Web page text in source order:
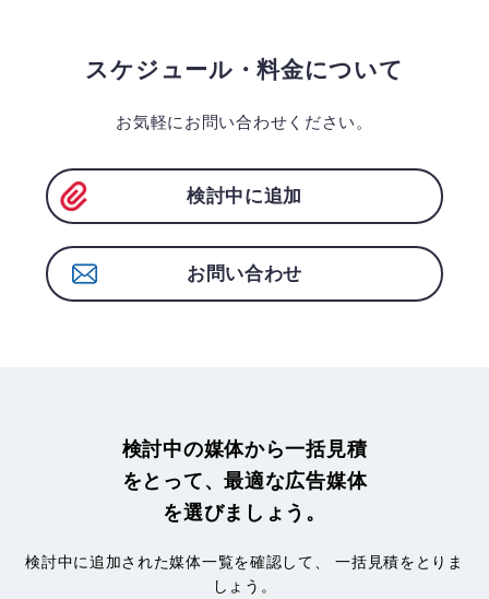
スケジュール・料金について
お気軽にお問い合わせください。
検討中に追加
お問い合わせ
検討中の媒体から一括見積
をとって、最適な広告媒体
を選びましょう。
検討中に追加された媒体一覧を確認して、
一括見積をとりま
しょう。